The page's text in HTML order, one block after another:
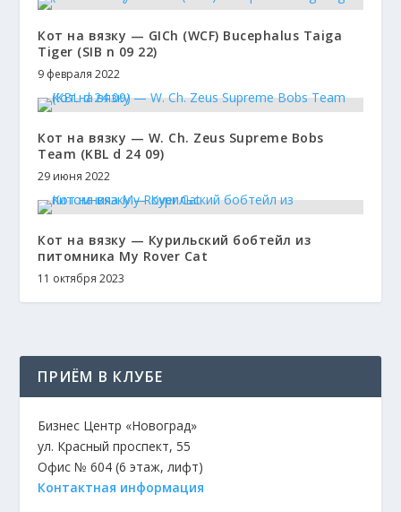
Кот на вязку — GICh (WCF) Bucephalus Taiga
Tiger (SIB n 09 22)
9 февраля 2022
Кот на вязку — W. Ch. Zeus Supreme Bobs
Team (KBL d 24 09)
29 июня 2022
Кот на вязку — Курильский бобтейл из
питомника My Rover Cat
11 октября 2023
ПРИЁМ В КЛУБЕ
Бизнес Центр «Новоград»
ул. Красный проспект, 55
Офис № 604 (6 этаж, лифт)
Контактная информация